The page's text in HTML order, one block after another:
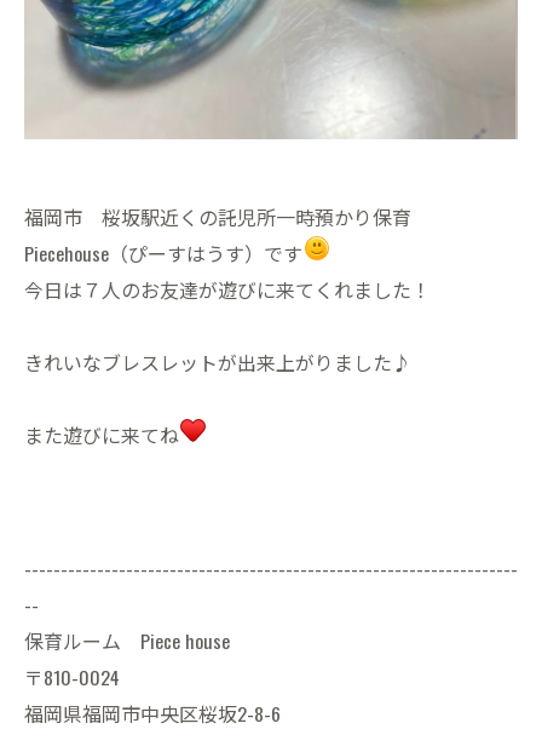
福岡市 桜坂駅近くの託児所一時預かり保育
Piecehouse（ぴーすはうす）です
今日は７人のお友達が遊びに来てくれました！
きれいなブレスレットが出来上がりました♪
また遊びに来てね
--------------------------------------------------------------------
--
保育ルーム Piece house
〒810-0024
福岡県福岡市中央区桜坂2-8-6